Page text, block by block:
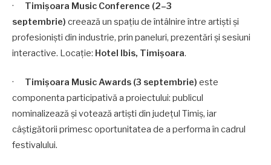
· Timișoara Music Conference (2–3
septembrie) creează un spațiu de întâlnire între artiști și
profesioniști din industrie, prin paneluri, prezentări și sesiuni
interactive. Locație: Hotel Ibis, Timișoara.
· Timișoara Music Awards (3 septembrie) este
componenta participativă a proiectului: publicul
nominalizează și votează artiști din județul Timiș, iar
câștigătorii primesc oportunitatea de a performa în cadrul
festivalului.